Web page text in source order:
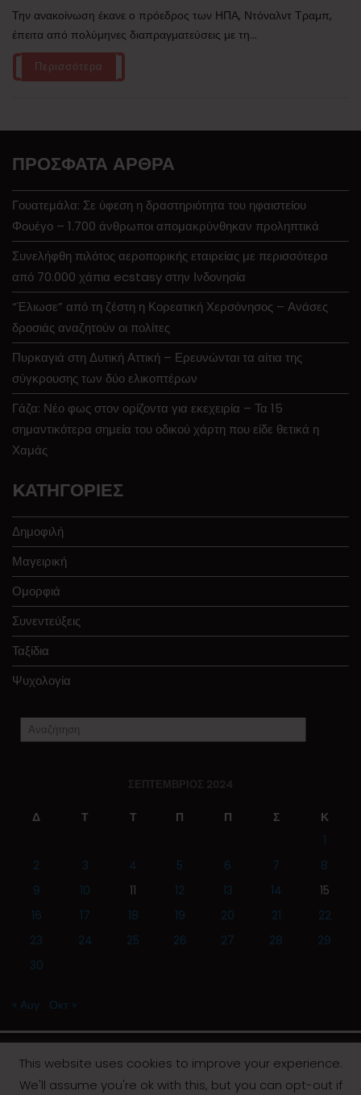
Την ανακοίνωση έκανε ο πρόεδρος των ΗΠΑ, Ντόναλντ Τραμπ,
έπειτα από πολύμηνες διαπραγματεύσεις με τη...
Περισσότερα
ΠΡΌΣΦΑΤΑ ΆΡΘΡΑ
Γουατεμάλα: Σε ύφεση η δραστηριότητα του ηφαιστείου
Φουέγο – 1.700 άνθρωποι απομακρύνθηκαν προληπτικά
Συνελήφθη πιλότος αεροπορικής εταιρείας με περισσότερα
από 70.000 χάπια ecstasy στην Ινδονησία
“Έλιωσε” από τη ζέστη η Κορεατική Χερσόνησος – Ανάσες
δροσιάς αναζητούν οι πολίτες
Πυρκαγιά στη Δυτική Αττική – Ερευνώνται τα αίτια της
σύγκρουσης των δύο ελικοπτέρων
Γάζα: Νέο φως στον ορίζοντα για εκεχειρία – Τα 15
σημαντικότερα σημεία του οδικού χάρτη που είδε θετικά η
Χαμάς
KΑΤΗΓΟΡΊΕΣ
Δημοφιλή
Μαγειρική
Ομορφιά
Συνεντεύξεις
Ταξίδια
Ψυχολογία
ΣΕΠΤΈΜΒΡΙΟΣ 2024
Δ Τ Τ Π Π Σ
Κ
1
2
3 4 5 6 7
8
9
10 11 12 13 14
15
16
17 18 19 20 21
22
23
24 25 26 27 28
29
30
« Αυγ Οκτ »
This website uses cookies to improve your experience.
We'll assume you're ok with this, but you can opt-out if